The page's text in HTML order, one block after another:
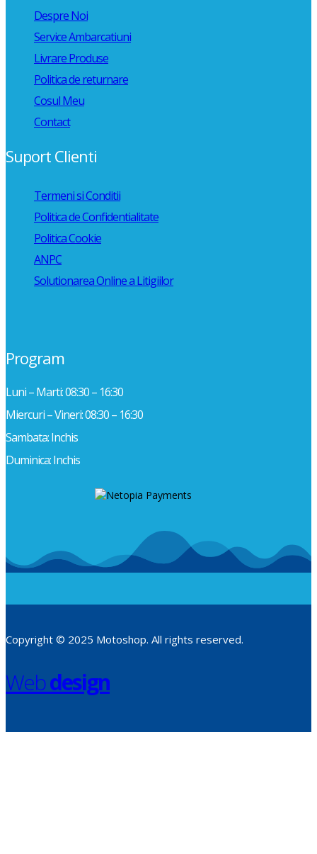
Despre Noi
Service Ambarcatiuni
Livrare Produse
Politica de returnare
Cosul Meu
Contact
Suport Clienti
Termeni si Conditii
Politica de Confidentialitate
Politica Cookie
ANPC
Solutionarea Online a Litigiilor
Program
Luni – Marti: 08:30 – 16:30
Miercuri – Vineri: 08:30 – 16:30
Sambata: Inchis
Duminica: Inchis
Copyright © 2025 Motoshop. All rights reserved.
Webdesign